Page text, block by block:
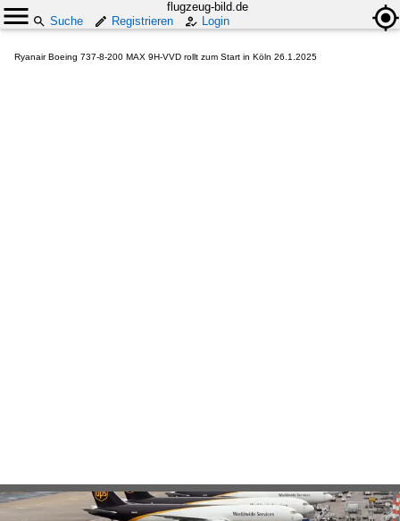
flugzeug-bild.de
Suche
Registrieren Login
Ryanair Boeing 737-8-200 MAX 9H-VVD rollt zum Start in Köln 26.1.2025